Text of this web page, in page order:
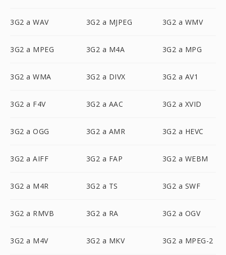
3G2 a WAV 3G2 a MJPEG 3G2 a WMV
3G2 a MPEG 3G2 a M4A 3G2 a MPG
3G2 a WMA 3G2 a DIVX 3G2 a AV1
3G2 a F4V 3G2 a AAC 3G2 a XVID
3G2 a OGG 3G2 a AMR 3G2 a HEVC
3G2 a AIFF 3G2 a FAP 3G2 a WEBM
3G2 a M4R 3G2 a TS 3G2 a SWF
3G2 a RMVB 3G2 a RA 3G2 a OGV
3G2 a M4V 3G2 a MKV 3G2 a MPEG-2